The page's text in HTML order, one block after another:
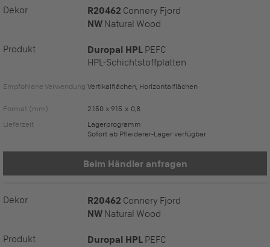
Dekor R20462 Connery Fjord
NW Natural Wood
Produkt Duropal HPL PEFC
HPL-Schichtstoffplatten
Empfohlene Verwendung Vertikalflächen, Horizontalflächen
Format (mm)
2.150 x 915 x 0,8
Lieferzeit
Lagerprogramm
Sofort ab Pfleiderer-Lager verfügbar
Beim Händler anfragen
Dekor R20462 Connery Fjord
NW Natural Wood
Produkt Duropal HPL PEFC